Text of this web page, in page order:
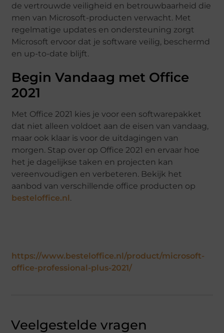
de vertrouwde veiligheid en betrouwbaarheid die
men van Microsoft-producten verwacht. Met
regelmatige updates en ondersteuning zorgt
Microsoft ervoor dat je software veilig, beschermd
en up-to-date blijft.
Begin Vandaag met Office
2021
Met Office 2021 kies je voor een softwarepakket
dat niet alleen voldoet aan de eisen van vandaag,
maar ook klaar is voor de uitdagingen van
morgen. Stap over op Office 2021 en ervaar hoe
het je dagelijkse taken en projecten kan
vereenvoudigen en verbeteren. Bekijk het
aanbod van verschillende office producten op
besteloffice.nl.
https://www.besteloffice.nl/product/microsoft-
office-professional-plus-2021/
Veelgestelde vragen